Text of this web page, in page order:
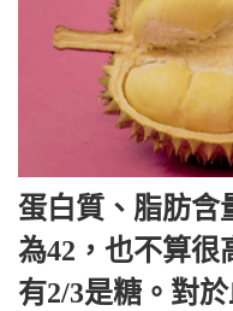
蛋白質、脂肪含
為42，也不算很
有2/3是糖。對